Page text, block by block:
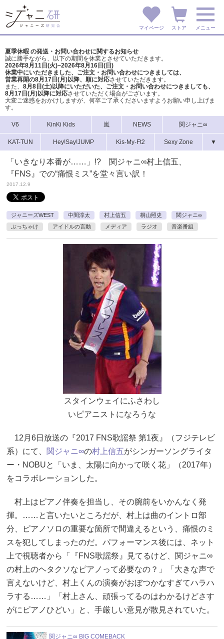
マイページ ストア メニュー
夏季休暇 の発送・お問い合わせに関するお知らせ
誠に勝手ながら、以下の期間を休業とさせていただきます。
2026年8月11日(火)~2026年8月16日(日)
休業中にいただきました、ご注文・お問い合わせにつきましては、
営業再開の8月17日(月)以降、順に対応させていただきます。
また、 8月8日(土)以降にいただいた、ご注文・ お問い合わせにつきましても、
8月17日(月)以降に対応させていただく場合がございます。
大変ご迷惑をおかけしますが、 何卒ご了承くださいますようお願い申し上げま
す。
V6 KinKi Kids 嵐 NEWS 関ジャニ∞
KAT-TUN Hey!Say!JUMP Kis-My-Ft2 Sexy Zone ▼
「いきなり本番が……」!? 関ジャニ∞村上信五、
『FNS』での“痛恨ミス”を堂々言い訳！
2017.12.9
ジャニーズWEST 中間淳太 村上信五 桐山照史
関ジャニ∞
ぶっちゃけ
アイドルの言動 メディア ラジオ 音楽番組
スタインウェイにふさわし
いピアニストになろうな
12月6日放送の『2017 FNS歌謡祭 第1夜』（フジテレビ
系）にて、 関ジャニ∞の村上信五がシンガーソングライタ
ー・NOBUと「いま、太陽に向かって咲く花」（2017年）
をコラボレーションした。
村上はピアノ伴奏を担当し、その腕前をいかんなく発
揮。……と言いたいところだが、村上は曲のイントロ部
分、ピアノソロの重要な箇所で間違えるという、痛恨のミ
スを犯してしまったのだ。パフォーマンス後には、ネット
上で視聴者から「『FNS歌謡祭』見てるけど、関ジャニ∞
の村上のヘタクソなピアノって必要なの？」「大きな声で
言えないけど、村上くんの演奏がおぼつかなすぎてハラハ
ラする……」「村上さん、頑張ってるのはわかるけどさす
がにピアノひどい」と、手厳しい意見が散見されていた。
関ジャニ∞ BIG COMEBACK